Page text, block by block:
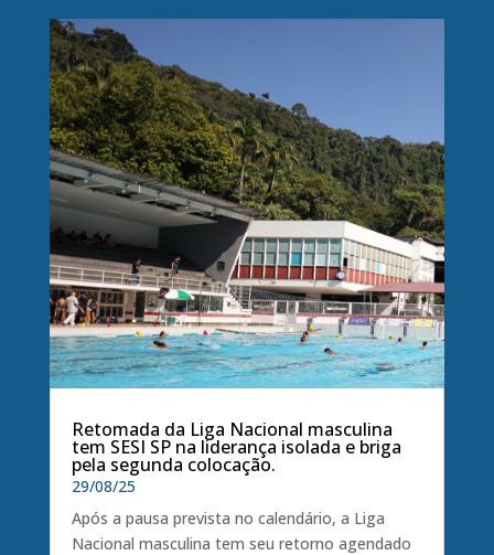
Retomada da Liga Nacional masculina
tem SESI SP na liderança isolada e briga
pela segunda colocação.
29/08/25
Após a pausa prevista no calendário, a Liga
Nacional masculina tem seu retorno agendado